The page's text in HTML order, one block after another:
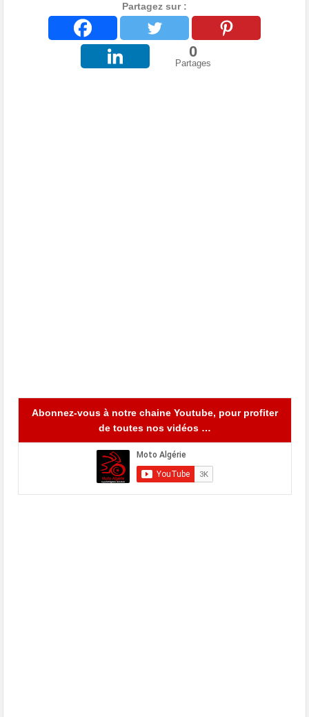
Partagez sur :
0
Partages
Abonnez-vous à notre chaine Youtube, pour profiter
de toutes nos vidéos …